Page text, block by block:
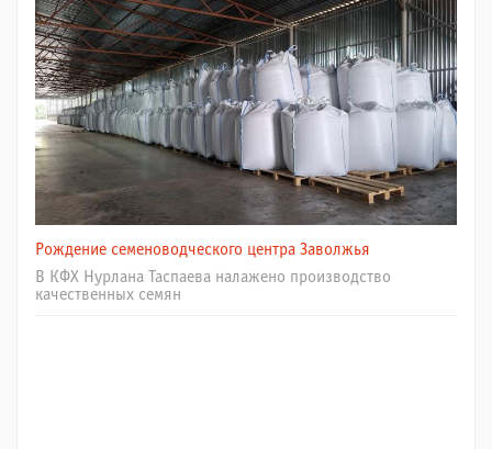
Рождение семеноводческого центра Заволжья
В КФХ Нурлана Таспаева налажено производство
качественных семян